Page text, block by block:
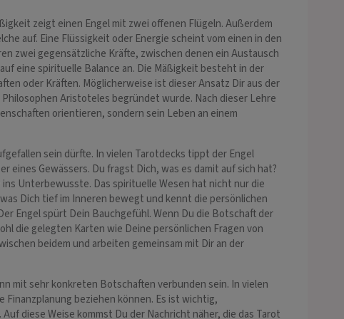
zeigt einen Engel mit zwei offenen Flügeln. Außerdem
auf. Eine Flüssigkeit oder Energie scheint vom einen in den
zwei gegensätzliche Kräfte, zwischen denen ein Austausch
eine spirituelle Balance an. Die Mäßigkeit besteht in der
oder Kräften. Möglicherweise ist dieser Ansatz Dir aus der
Aristoteles begründet wurde. Nach dieser Lehre
orientieren, sondern sein Leben an einem
sein dürfte. In vielen Tarotdecks tippt der Engel
eines Gewässers. Du fragst Dich, was es damit auf sich hat?
Unterbewusste. Das spirituelle Wesen hat nicht nur die
Dich tief im Inneren bewegt und kennt die persönlichen
Engel spürt Dein Bauchgefühl. Wenn Du die Botschaft der
die gelegten Karten wie Deine persönlichen Fragen von
beidem und arbeiten gemeinsam mit Dir an der
mit sehr konkreten Botschaften verbunden sein. In vielen
beziehen können. Es ist wichtig,
diese Weise kommst Du der Nachricht näher, die das Tarot